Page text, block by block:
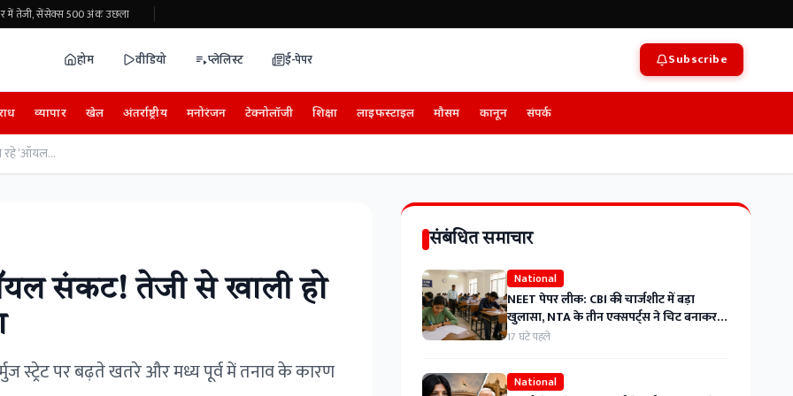
में तेजी, सेंसेक्स 500 अंक उछला
होम वीडियो प्लेलिस्ट ई-पेपर Subscribe
व्यापार खेल अंतर्राष्ट्रीय मनोरंजन टेक्नोलॉजी शिक्षा लाइफस्टाइल मौसम कानून संपर्क
दुनिया पर मंडरा रहा बड़ा ऑयल संकट! तेजी से खाली हो रहे ‘ऑयल बैंक’ से बढ़ी चिंता
संकट! तेजी से खाली हो
स्ट्रेट पर बढ़ते खतरे और मध्य पूर्व में तनाव के कारण
संबंधित समाचार
National
NEET पेपर लीक: CBI की चार्जशीट में बड़ा
खुलासा, NTA के तीन एक्सपर्ट्स ने चिट बनाकर
याद किए थे सवाल
17 घंटे पहले
National